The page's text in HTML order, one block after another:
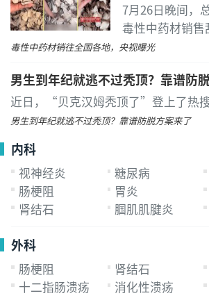
7月26日晚间，
毒性中药材销售
户违规“代购”
户再以“1元链
毒性中药材销往全国各地，央视曝光
男生到年纪就逃不过秃顶？靠谱防
近日，“贝克汉姆秃顶了”登上了热搜
男生到年纪就逃不过秃顶？靠谱防脱方案来了
内科
视神经炎 糖尿病
肠梗阻
胃炎
肾结石
腘肌肌腱炎
外科
肠梗阻 肾结石
十二指肠溃疡
消化性溃疡